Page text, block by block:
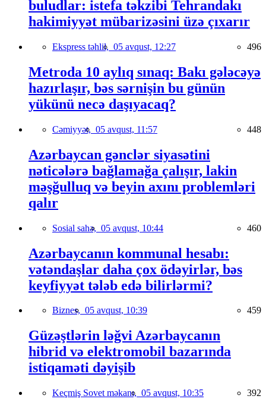
buludlar: istefa təkzibi Tehrandakı
hakimiyyət mübarizəsini üzə çıxarır
Ekspress təhlil, 05 avqust, 12:27 496
Metroda 10 aylıq sınaq: Bakı gələcəyə
hazırlaşır, bəs sərnişin bu günün
yükünü necə daşıyacaq?
Cəmiyyət, 05 avqust, 11:57 448
Azərbaycan gənclər siyasətini
nəticələrə bağlamağa çalışır, lakin
məşğulluq və beyin axını problemləri
qalır
Sosial sahə, 05 avqust, 10:44 460
Azərbaycanın kommunal hesabı:
vətəndaşlar daha çox ödəyirlər, bəs
keyfiyyət tələb edə bilirlərmi?
Biznes, 05 avqust, 10:39 459
Güzəştlərin ləğvi Azərbaycanın
hibrid və elektromobil bazarında
istiqaməti dəyişib
Keçmiş Sovet məkanı, 05 avqust, 10:35 392